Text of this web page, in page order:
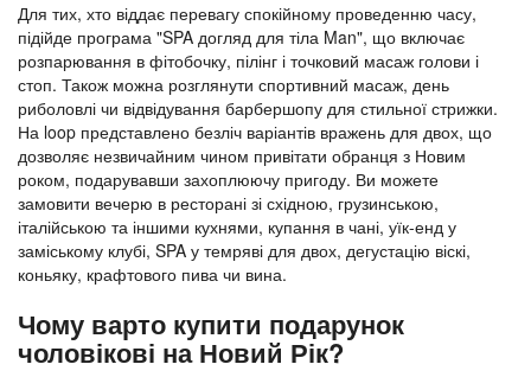
Для тих, хто віддає перевагу спокійному проведенню часу,
підійде програма "SPA догляд для тіла Man", що включає
розпарювання в фітобочку, пілінг і точковий масаж голови і
стоп. Також можна розглянути спортивний масаж, день
риболовлі чи відвідування барбершопу для стильної стрижки.
На loop представлено безліч варіантів вражень для двох, що
дозволяє незвичайним чином привітати обранця з Новим
роком, подарувавши захоплюючу пригоду. Ви можете
замовити вечерю в ресторані зі східною, грузинською,
італійською та іншими кухнями, купання в чані, уїк-енд у
заміському клубі, SPA у темряві для двох, дегустацію віскі,
коньяку, крафтового пива чи вина.
Чому варто купити подарунок
чоловікові на Новий Рік?